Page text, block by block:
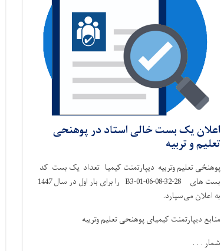
اعلان یک بست خالی استاد در پوهنحی
تعلیم و تربیه
پوهنځی تعلیم وتربیه دیپارتمنت کیمیا تعداد یک بست کد
بست های 28-32-B3-01-06-08 را برای بار اول در سال 1447
به اعلان می‌سپارد.
منابع دیپارتمنت کیمیای پوهنحی تعلیم وتریبه
شمار . . .